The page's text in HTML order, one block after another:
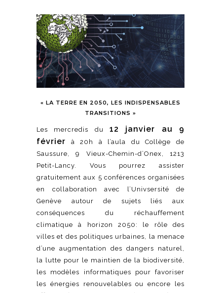
« LA TERRE EN 2050, LES INDISPENSABLES
TRANSITIONS »
Les mercredis du 12 janvier au 9
février à 20h à l’aula du Collège de
Saussure, 9 Vieux-Chemin-d’Onex, 1213
Petit-Lancy. Vous pourrez assister
gratuitement aux 5 conférences organisées
en collaboration avec l’Univsersité de
Genève autour de sujets liés aux
conséquences du réchauffement
climatique à horizon 2050: le rôle des
villes et des politiques urbaines, la menace
d’une augmentation des dangers naturel,
la lutte pour le maintien de la biodiversité,
les modèles informatiques pour favoriser
les énergies renouvelables ou encore les